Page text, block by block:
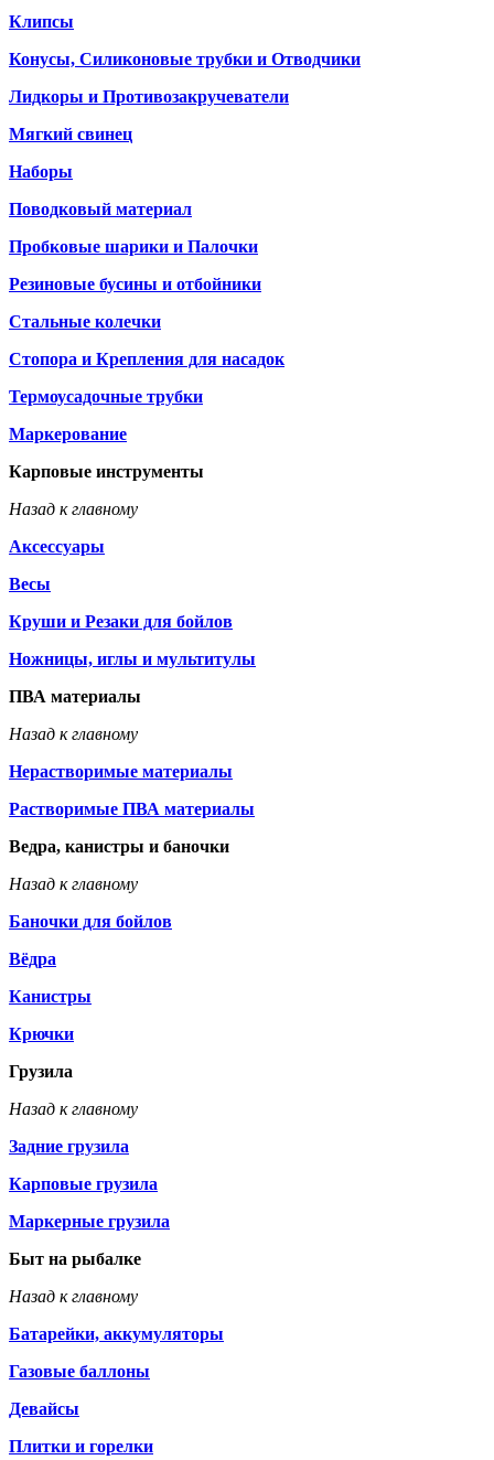
Клипсы
Конусы, Силиконовые трубки и Отводчики
Лидкоры и Противозакручеватели
Мягкий свинец
Наборы
Поводковый материал
Пробковые шарики и Палочки
Резиновые бусины и отбойники
Стальные колечки
Стопора и Крепления для насадок
Термоусадочные трубки
Маркерование
Карповые инструменты
Назад к главному
Аксессуары
Весы
Круши и Резаки для бойлов
Ножницы, иглы и мультитулы
ПВА материалы
Назад к главному
Нерастворимые материалы
Растворимые ПВА материалы
Ведра, канистры и баночки
Назад к главному
Баночки для бойлов
Вёдра
Канистры
Крючки
Грузила
Назад к главному
Задние грузила
Карповые грузила
Маркерные грузила
Быт на рыбалке
Назад к главному
Батарейки, аккумуляторы
Газовые баллоны
Девайсы
Плитки и горелки